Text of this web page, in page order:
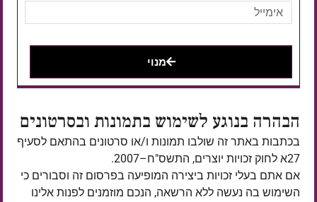
מנוי
הבהרה בנוגע לשימוש בתמונות ובסרטונים
בכתבות באתר זה שולבו תמונות ו/או סרטונים בהתאם לסעיף
27א לחוק זכויות יוצרים, התשס"ח–2007.
אם אתם בעלי זכויות ביצירה המופיעה בפרסום זה וסבורים כי
השימוש בה נעשה ללא הרשאה, הנכם מוזמנים לפנות אלינו